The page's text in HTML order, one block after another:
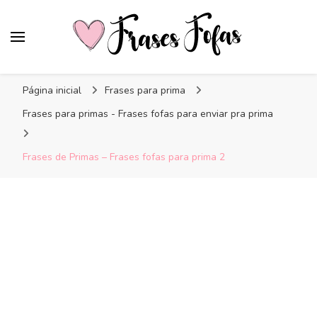
Página inicial
Frases para prima
Frases para primas - Frases fofas para enviar pra prima
Frases de Primas – Frases fofas para prima 2